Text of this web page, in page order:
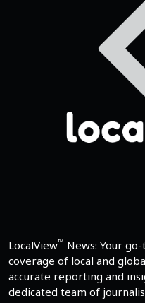
LocalView™ News: Your
coverage of local and
accurate reporting and
dedicated team of